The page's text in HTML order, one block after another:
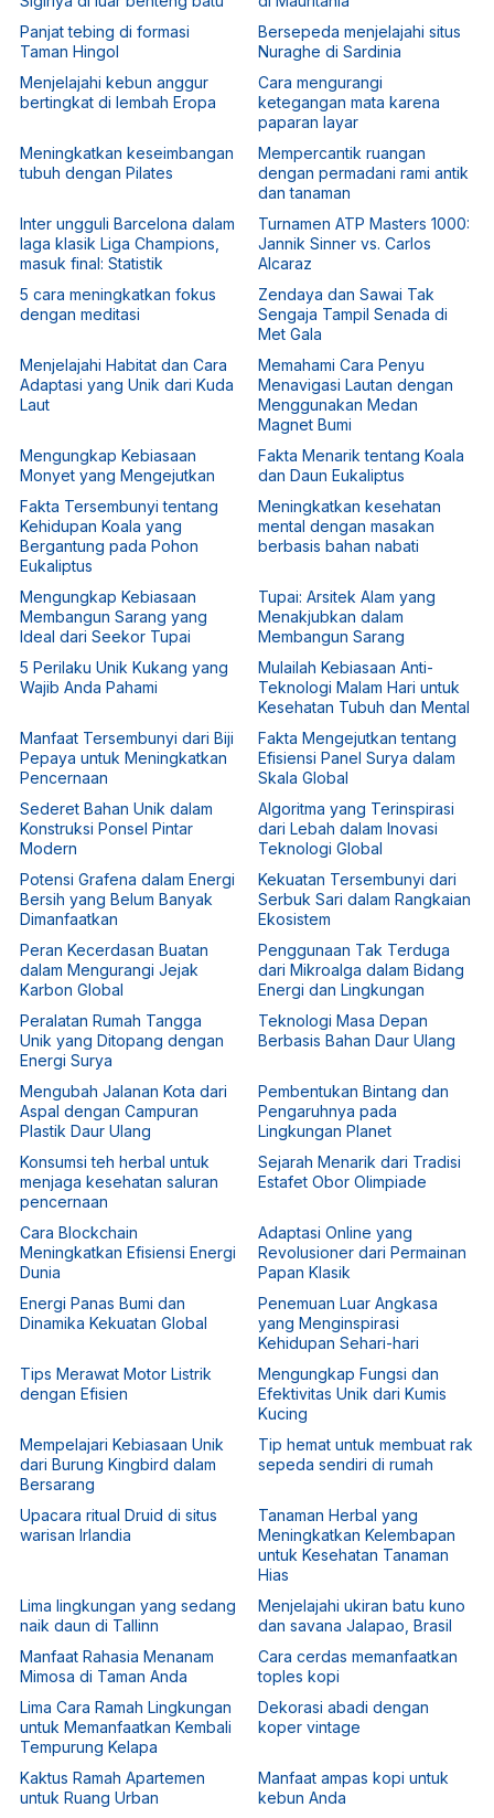
Panjat tebing di formasi
Taman Hingol
Bersepeda menjelajahi situs
Nuraghe di Sardinia
Menjelajahi kebun anggur
bertingkat di lembah Eropa
Cara mengurangi
ketegangan mata karena
paparan layar
Meningkatkan keseimbangan
tubuh dengan Pilates
Mempercantik ruangan
dengan permadani rami antik
dan tanaman
Inter ungguli Barcelona dalam
laga klasik Liga Champions,
masuk final: Statistik
Turnamen ATP Masters 1000:
Jannik Sinner vs. Carlos
Alcaraz
5 cara meningkatkan fokus
dengan meditasi
Zendaya dan Sawai Tak
Sengaja Tampil Senada di
Met Gala
Menjelajahi Habitat dan Cara
Adaptasi yang Unik dari Kuda
Laut
Memahami Cara Penyu
Menavigasi Lautan dengan
Menggunakan Medan
Magnet Bumi
Mengungkap Kebiasaan
Monyet yang Mengejutkan
Fakta Menarik tentang Koala
dan Daun Eukaliptus
Fakta Tersembunyi tentang
Kehidupan Koala yang
Bergantung pada Pohon
Eukaliptus
Meningkatkan kesehatan
mental dengan masakan
berbasis bahan nabati
Mengungkap Kebiasaan
Membangun Sarang yang
Ideal dari Seekor Tupai
Tupai: Arsitek Alam yang
Menakjubkan dalam
Membangun Sarang
5 Perilaku Unik Kukang yang
Wajib Anda Pahami
Mulailah Kebiasaan Anti-
Teknologi Malam Hari untuk
Kesehatan Tubuh dan Mental
Manfaat Tersembunyi dari Biji
Pepaya untuk Meningkatkan
Pencernaan
Fakta Mengejutkan tentang
Efisiensi Panel Surya dalam
Skala Global
Sederet Bahan Unik dalam
Konstruksi Ponsel Pintar
Modern
Algoritma yang Terinspirasi
dari Lebah dalam Inovasi
Teknologi Global
Potensi Grafena dalam Energi
Bersih yang Belum Banyak
Dimanfaatkan
Kekuatan Tersembunyi dari
Serbuk Sari dalam Rangkaian
Ekosistem
Peran Kecerdasan Buatan
dalam Mengurangi Jejak
Karbon Global
Penggunaan Tak Terduga
dari Mikroalga dalam Bidang
Energi dan Lingkungan
Peralatan Rumah Tangga
Unik yang Ditopang dengan
Energi Surya
Teknologi Masa Depan
Berbasis Bahan Daur Ulang
Mengubah Jalanan Kota dari
Aspal dengan Campuran
Plastik Daur Ulang
Pembentukan Bintang dan
Pengaruhnya pada
Lingkungan Planet
Konsumsi teh herbal untuk
menjaga kesehatan saluran
pencernaan
Sejarah Menarik dari Tradisi
Estafet Obor Olimpiade
Cara Blockchain
Meningkatkan Efisiensi Energi
Dunia
Adaptasi Online yang
Revolusioner dari Permainan
Papan Klasik
Energi Panas Bumi dan
Dinamika Kekuatan Global
Penemuan Luar Angkasa
yang Menginspirasi
Kehidupan Sehari-hari
Tips Merawat Motor Listrik
dengan Efisien
Mengungkap Fungsi dan
Efektivitas Unik dari Kumis
Kucing
Mempelajari Kebiasaan Unik
dari Burung Kingbird dalam
Bersarang
Tip hemat untuk membuat rak
sepeda sendiri di rumah
Upacara ritual Druid di situs
warisan Irlandia
Tanaman Herbal yang
Meningkatkan Kelembapan
untuk Kesehatan Tanaman
Hias
Lima lingkungan yang sedang
naik daun di Tallinn
Menjelajahi ukiran batu kuno
dan savana Jalapao, Brasil
Manfaat Rahasia Menanam
Mimosa di Taman Anda
Cara cerdas memanfaatkan
toples kopi
Lima Cara Ramah Lingkungan
untuk Memanfaatkan Kembali
Tempurung Kelapa
Dekorasi abadi dengan
koper vintage
Kaktus Ramah Apartemen
untuk Ruang Urban
Manfaat ampas kopi untuk
kebun Anda